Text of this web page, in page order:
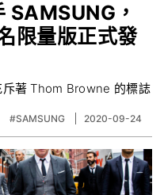
，
限量版正式發
著 Thom Browne 的標誌
#SAMSUNG 2020-09-24